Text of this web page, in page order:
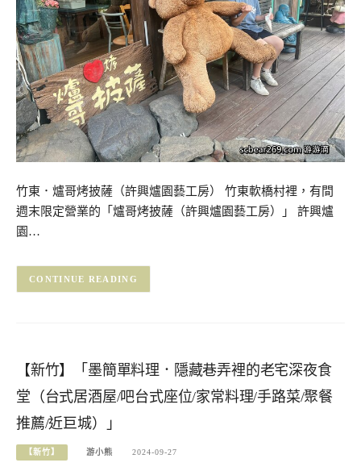
竹東．爐哥烤披薩（許興爐園藝工房） 竹東軟橋村裡，有間
週末限定營業的「爐哥烤披薩（許興爐園藝工房）」 許興爐
園…
CONTINUE READING
【新竹】「墨簡單料理．隱藏巷弄裡的老宅深夜食
堂（台式居酒屋/吧台式座位/家常料理/手路菜/聚餐
推薦/近巨城）」
【新竹】 游小熊 2024-09-27